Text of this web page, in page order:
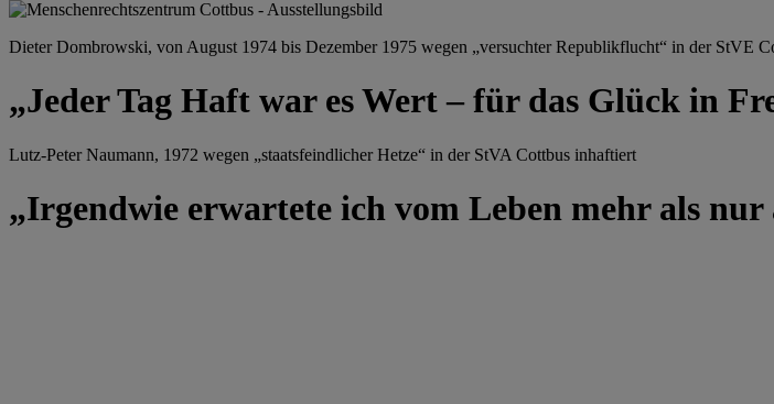
Dieter Dombrowski, von August 1974 bis Dezember 1975 wegen „versuchter Republikflucht“ in der StVE
„Jeder Tag Haft war es Wert – für das Glück in
Lutz-Peter Naumann, 1972 wegen „staatsfeindlicher Hetze“ in der StVA Cottbus inhaftiert
„Irgendwie erwartete ich vom Leben mehr als nur